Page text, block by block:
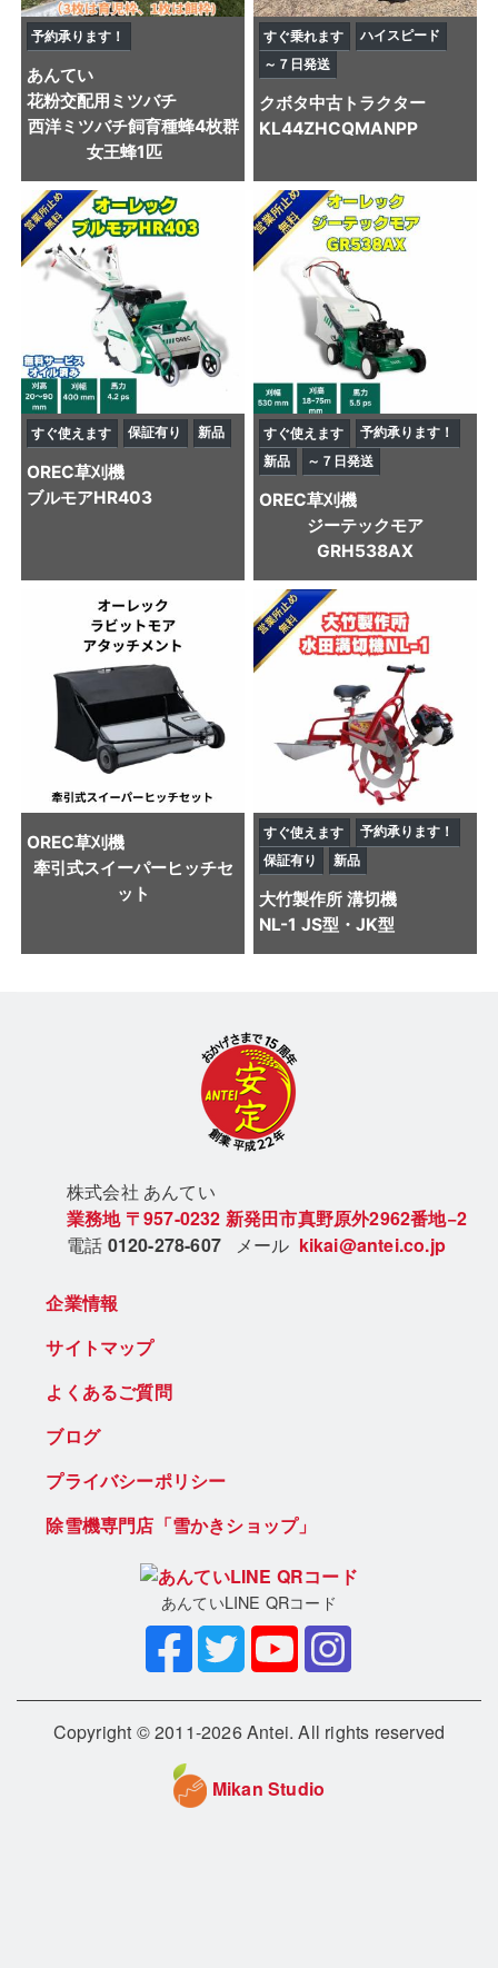
予約承ります！
あんてい
花粉交配用ミツバチ
西洋ミツバチ飼育種蜂4枚群
女王蜂1匹
すぐ乗れます
ハイスピード
～７日発送
クボタ中古トラクター
KL44ZHCQMANPP
すぐ使えます 保証有り 新品
OREC草刈機
ブルモアHR403
すぐ使えます
予約承ります！
新品
～７日発送
OREC草刈機
ジーテックモア
GRH538AX
OREC草刈機
牽引式スイーパーヒッチセ
ット
すぐ使えます
予約承ります！
保証有り
新品
大竹製作所 溝切機
NL-1 JS型・JK型
株式会社 あんてい
業務地 〒957-0232 新発田市真野原外2962番地−2
電話 0120-278-607 メール kikai@antei.co.jp
企業情報
サイトマップ
よくあるご質問
ブログ
プライバシーポリシー
除雪機専門店「雪かきショップ」
あんていLINE QRコード
Copyright © 2011-2026 Antei. All rights reserved
Mikan Studio